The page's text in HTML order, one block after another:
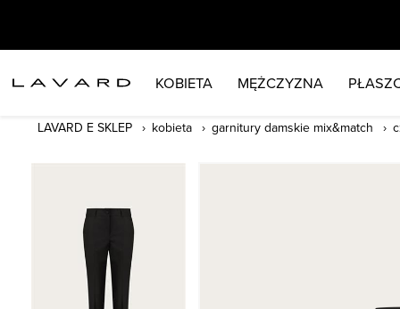
KOBIETA MĘŻCZYZNA
LAVARD E SKLEP kobieta garnitury damskie mix&match